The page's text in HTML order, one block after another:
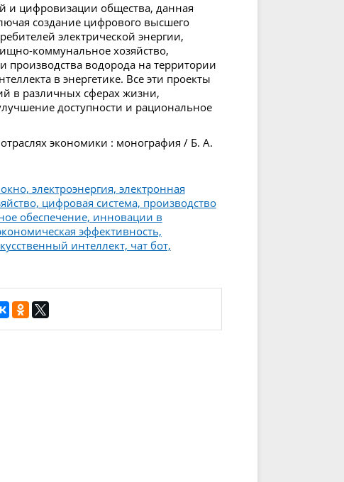
и цифровизации общества, данная
создание цифрового высшего
электрической энергии,
коммунальное хозяйство,
производства водорода на территории
в энергетике. Все эти проекты
в различных сферах жизни,
доступности и рациональное
экономики : монография / Б. А.
электроэнергия, электронная
цифровая система, производство
обеспечение, инновации в
эффективность,
интеллект, чат бот,